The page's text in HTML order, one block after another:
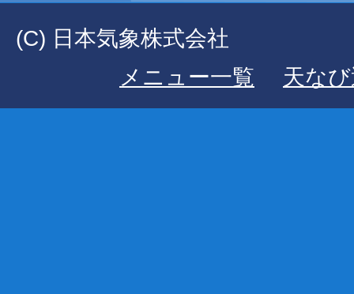
(C) 日本気象株式会社
メニュー一覧
天な